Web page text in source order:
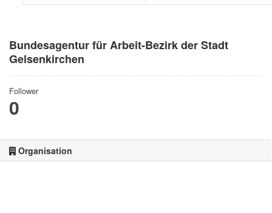
Bundesagentur für Arbeit-Bezirk der Stadt
Gelsenkirchen
Follower
0
Organisation